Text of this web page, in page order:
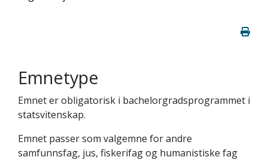
Emnetype
Emnet er obligatorisk i bachelorgradsprogrammet i
statsvitenskap.
Emnet passer som valgemne for andre
samfunnsfag, jus, fiskerifag og humanistiske fag